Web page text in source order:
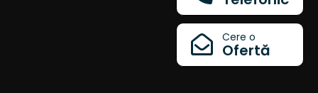
Cere o
Ofertă